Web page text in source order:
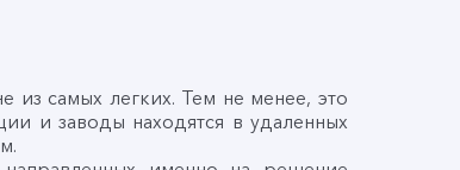
из самых легких. Тем не менее, это
и заводы находятся в удаленных